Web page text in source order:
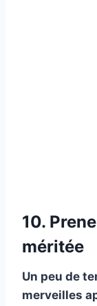
10.
méritée
Un peu de
merveilles